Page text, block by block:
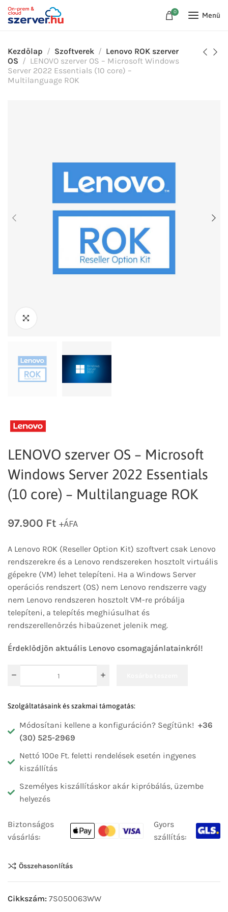
0 Menü
Kezdőlap Szoftverek
Lenovo ROK szerver
OS
LENOVO szerver OS – Microsoft Windows
Server 2022 Essentials (10 core) –
Multilanguage ROK
LENOVO szerver OS – Microsoft
Windows Server 2022 Essentials
(10 core) – Multilanguage ROK
97.900 Ft +ÁFA
A Lenovo ROK (Reseller Option Kit) szoftvert csak Lenovo
rendszerekre és a Lenovo rendszereken hosztolt virtuális
gépekre (VM) lehet telepíteni. Ha a Windows Server
operációs rendszert (OS) nem Lenovo rendszerre vagy
nem Lenovo rendszeren hosztolt VM-re próbálja
telepíteni, a telepítés meghiúsulhat és
rendszerellenőrzés hibaüzenet jelenik meg.
Érdeklődjön aktuális Lenovo csomagajánlatainkról!
Szolgáltatásaink és szakmai támogatás:
Módosítani kellene a konfiguráción? Segítünk! +36
(30) 525-2969
Nettó 100e Ft. feletti rendelések esetén ingyenes
kiszállítás
Személyes kiszállításkor akár kipróbálás, üzembe
helyezés
Biztonságos
vásárlás:
Gyors
szállítás:
Összehasonlítás
Cikkszám: 7S050063WW